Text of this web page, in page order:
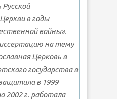
в годы
войны».
на тему
Церковь в
государства в
в 1999
2002 г. работала